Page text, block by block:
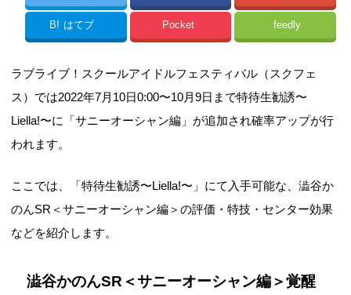
B! はてブ Pocket feedly
ラブライブ！スクールアイドルフェスティバル（スクフェ
ス）では2022年7月10日0:00〜10月9日まで特待生勧誘〜
Liella!〜に「サニーオーシャン編」が追加され確率アップが行
われます。
ここでは、「特待生勧誘〜Liella!〜」にて入手可能な、澁谷か
のんSR＜サニーオーシャン編＞の評価・特技・センター効果
などを紹介します。
澁谷かのんSR＜サニーオーシャン編＞覚醒